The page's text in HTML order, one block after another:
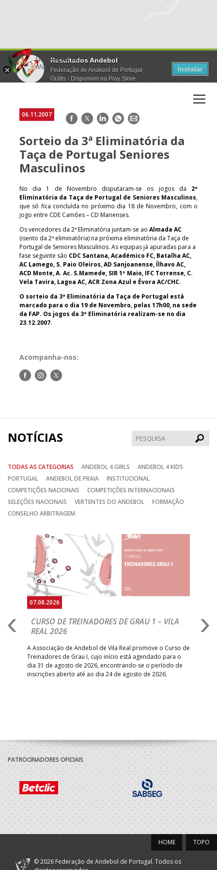
Resultados Andebol
Federação de Andebol de Portugal
Grátis - Disponivel na Play Store
Instalar
06.11.2007 Facebook
TwitterLinkedInWhatsApp
E-
Sorteio da 3ª Eliminatória da
Taça de Portugal Seniores
Masculinos
No dia 1 de Novembro disputaram-se os jogos da 2ª
Eliminatória da Taça de Portugal de Seniores Masculinos,
que só fica concluída no próximo dia 18 de Novembro, com o
jogo entre CDE Camões – CD Marienses.
Os vencedores da 2ª Eliminatória juntam-se ao Almada AC
(isento da 2ª eliminatória) na próxima eliminatória da Taça de
Portugal de Seniores Masculinos. As equipas já apuradas para a
fase seguinte são CDC Santana, Académico FC, Batalha AC,
AC Lamego, S. Paio Oleiros, AD Sanjoanense, Ílhavo AC,
ACD Monte, A. Ac. S.Mamede, SIR 1º Maio, IFC Torrense, C.
Vela Tavira, Lagoa AC, ACR Zona Azul e Évora AC/CHC.
O sorteio da 3ª Eliminatória da Taça de Portugal está
marcado para o dia 19 de Novembro, pelas 17h00, na sede
da FAP. Os jogos da 3ª Eliminatória realizam-se no dia
23.12.2007.
Acompanha-nos:
Siga-Siga-Siga-
NOTÍCIAS
TODAS AS CATEGORIAS ANDEBOL 4 GIRLS
ANDEBOL 4 KIDS
PORTUGAL
ANDEBOL DE PRAIA
INSTITUCIONAL
COMPETIÇÕES NACIONAIS
COMPETIÇÕES INTERNACIONAIS
SELEÇÕES NACIONAIS
VERTENTES DO ANDEBOL
FORMAÇÃO
CONSELHO ARBITRAGEM
07.08.2026
CURSO DE TREINADORES DE GRAU 1 – VILA
REAL 2026
A Associação de Andebol de Vila Real promove o Curso de
Treinadores de Grau I, cujo início está agendado para o
dia 31 de agosto de 2026, encontrando-se o período de
inscrições aberto até ao dia 24 de agosto de 2026.
Anterior
PATROCINADORES OFICIAIS
TOPO
HOME
© 2026 Federação de Andebol de Portugal. Todos os